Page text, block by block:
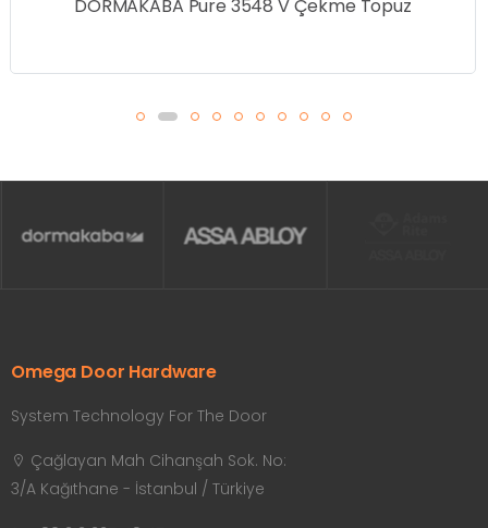
DORMAKABA Pure 3548 V Çekme Topuz
Omega Door Hardware
System Technology For The Door
Çağlayan Mah Cihanşah Sok. No:
3/A Kağıthane - İstanbul / Türkiye